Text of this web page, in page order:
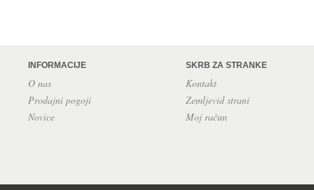
INFORMACIJE
O nas
Prodajni pogoji
Novice
SKRB ZA STRANKE
Kontakt
Zemljevid strani
Moj račun